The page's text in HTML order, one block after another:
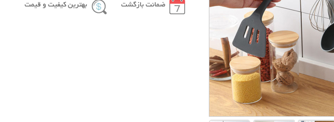
ضمانت بازگشت بهترین کیفیت و قیمت